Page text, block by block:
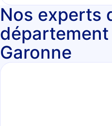
Nos experts
Garonne